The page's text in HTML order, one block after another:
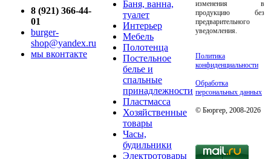
8 (921) 366-44-
01
burger-
shop@yandex.ru
мы вконтакте
Баня, ванна,
туалет
Интерьер
Мебель
Полотенца
Постельное
белье и
спальные
принадлежности
Пластмасса
Хозяйственные
товары
Часы,
будильники
Электротовары
изменения в
продукцию без
предварительного
уведомления.
Политика
конфиденциальности
Обработка
персональных данных
© Бюргер, 2008-2026